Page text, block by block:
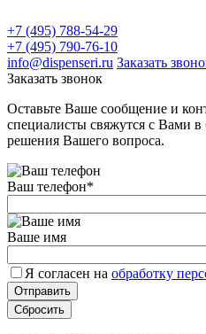
+7 (495) 788-54-29
+7 (495) 790-76-10
info@dispenseri.ru Заказать
Заказать звонок
Оставьте Ваше сообщение и
специалисты свяжутся с Вами
решения Вашего вопроса.
Ваш телефон*
Ваше имя
Я согласен на обработку